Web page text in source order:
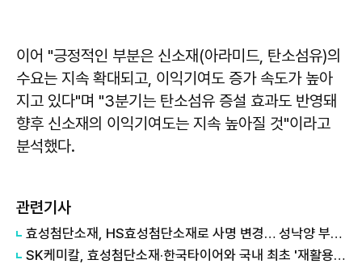
이어 "긍정적인 부분은 신소재(아라미드, 탄소섬유)의
수요는 지속 확대되고, 이익기여도 증가 속도가 높아
지고 있다"며 "3분기는 탄소섬유 증설 효과도 반영돼
향후 신소재의 이익기여도는 지속 높아질 것"이라고
분석했다.
관련기사
효성첨단소재, HS효성첨단소재로 사명 변경… 성낙양 부사장 사내이사 선임
SK케미칼, 효성첨단소재·한국타이어와 국내 최초 '재활용 페트 타이어' 상용화